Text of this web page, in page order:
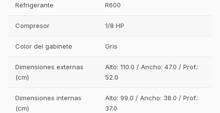
Refrigerante R600
Compresor 1/8 HP
Color del gabinete Gris
Dimensiones externas
(cm)
Alto: 110.0 / Ancho: 47.0 / Prof.:
52.0
Dimensiones internas
(cm)
Alto: 99.0 / Ancho: 38.0 / Prof.:
37.0